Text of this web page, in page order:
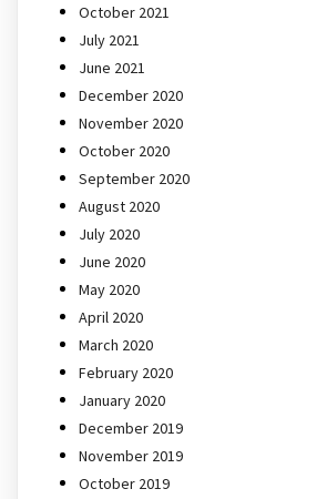
October 2021
July 2021
June 2021
December 2020
November 2020
October 2020
September 2020
August 2020
July 2020
June 2020
May 2020
April 2020
March 2020
February 2020
January 2020
December 2019
November 2019
October 2019